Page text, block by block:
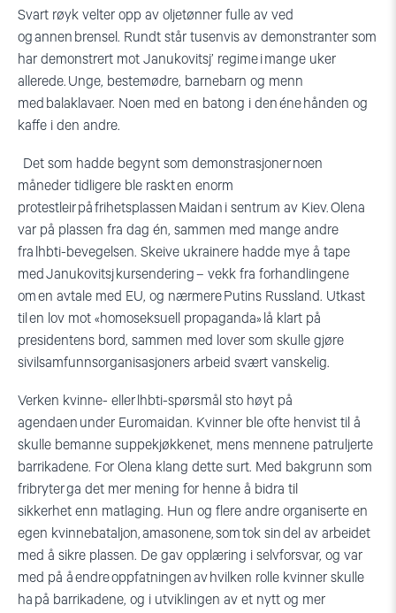
Svart røyk velter opp av oljetønner fulle av ved
og annen brensel. Rundt står tusenvis av demonstranter som
har demonstrert mot Janukovitsj’ regime i mange uker
allerede. Unge, bestemødre, barnebarn og menn
med balaklavaer. Noen med en batong i denénehånden og
kaffe i den andre.
Det som hadde begynt som demonstrasjonernoen
måneder tidligere ble raskt en enorm
protestleir på frihetsplassen Maidan i sentrum av Kiev. Olena
var på plassen fra dag én, sammen med mange andre
fra lhbti-bevegelsen. Skeive ukrainere hadde mye å tape
med Janukovitsjkursendering– vekk fra forhandlingene
om en avtale med EU, og nærmere Putins Russland. Utkast
til en lov mot «homoseksuell propaganda» lå klart på
presidentens bord, sammen med lover som skulle gjøre
sivilsamfunnsorganisasjoners arbeid svært vanskelig.
Verken kvinne- ellerlhbti-spørsmål sto høyt på
agendaen under Euromaidan. Kvinner ble ofte henvist til å
skulle bemanne suppekjøkkenet, mens mennene patruljerte
barrikadene. For Olena klang dette surt. Med bakgrunn som
fribryter ga det mer mening for henne å bidra til
sikkerhet enn matlaging. Hun og flere andre organiserte en
egen kvinnebataljon,amasonene, som tok sin del av arbeidet
med å sikre plassen. De gav opplæring i selvforsvar, og var
med på å endre oppfatningen av hvilken rolle kvinner skulle
ha på barrikadene, og i utviklingen av et nytt og mer